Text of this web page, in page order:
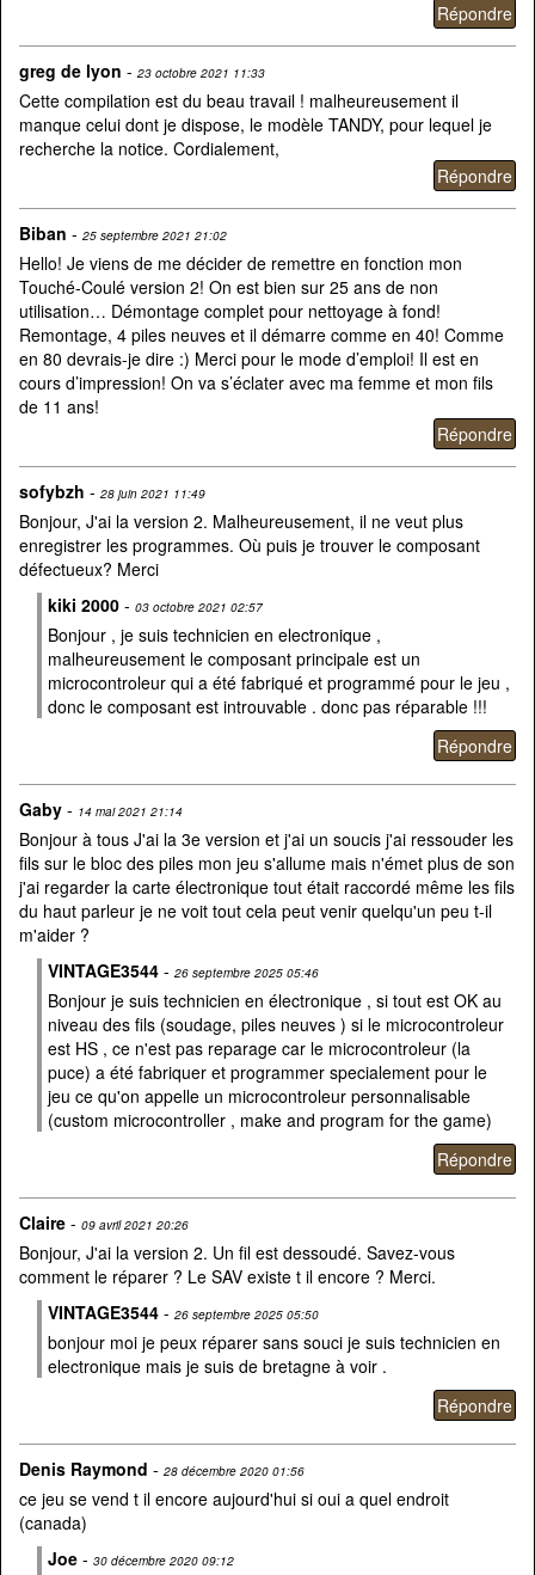
greg de lyon - 23 octobre 2021 11:33
Cette compilation est du beau travail ! malheureusement il
manque celui dont je dispose, le modèle TANDY, pour lequel je
recherche la notice. Cordialement,
Biban - 25 septembre 2021 21:02
Hello! Je viens de me décider de remettre en fonction mon
Touché-Coulé version 2! On est bien sur 25 ans de non
utilisation… Démontage complet pour nettoyage à fond!
Remontage, 4 piles neuves et il démarre comme en 40! Comme
en 80 devrais-je dire :) Merci pour le mode d’emploi! Il est en
cours d’impression! On va s’éclater avec ma femme et mon fils
de 11 ans!
sofybzh - 28 juin 2021 11:49
Bonjour, J'ai la version 2. Malheureusement, il ne veut plus
enregistrer les programmes. Où puis je trouver le composant
défectueux? Merci
kiki 2000 - 03 octobre 2021 02:57
Bonjour , je suis technicien en electronique ,
malheureusement le composant principale est un
microcontroleur qui a été fabriqué et programmé pour le jeu ,
donc le composant est introuvable . donc pas réparable !!!
Gaby - 14 mai 2021 21:14
Bonjour à tous J'ai la 3e version et j'ai un soucis j'ai ressouder les
fils sur le bloc des piles mon jeu s'allume mais n'émet plus de son
j'ai regarder la carte électronique tout était raccordé même les fils
du haut parleur je ne voit tout cela peut venir quelqu'un peu t-il
m'aider ?
VINTAGE3544 - 26 septembre 2025 05:46
Bonjour je suis technicien en électronique , si tout est OK au
niveau des fils (soudage, piles neuves ) si le microcontroleur
est HS , ce n'est pas reparage car le microcontroleur (la
puce) a été fabriquer et programmer specialement pour le
jeu ce qu'on appelle un microcontroleur personnalisable
(custom microcontroller , make and program for the game)
Claire - 09 avril 2021 20:26
Bonjour, J'ai la version 2. Un fil est dessoudé. Savez-vous
comment le réparer ? Le SAV existe t il encore ? Merci.
VINTAGE3544 - 26 septembre 2025 05:50
bonjour moi je peux réparer sans souci je suis technicien en
electronique mais je suis de bretagne à voir .
Denis Raymond - 28 décembre 2020 01:56
ce jeu se vend t il encore aujourd'hui si oui a quel endroit
(canada)
Joe - 30 décembre 2020 09:12